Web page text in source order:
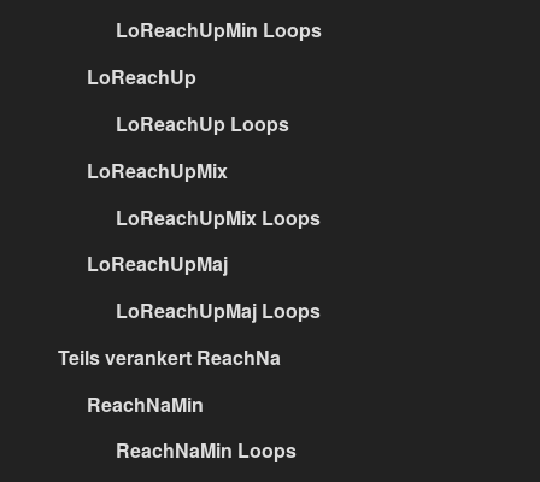
LoReachUpMin Loops
LoReachUp
LoReachUp Loops
LoReachUpMix
LoReachUpMix Loops
LoReachUpMaj
LoReachUpMaj Loops
Teils verankert ReachNa
ReachNaMin
ReachNaMin Loops